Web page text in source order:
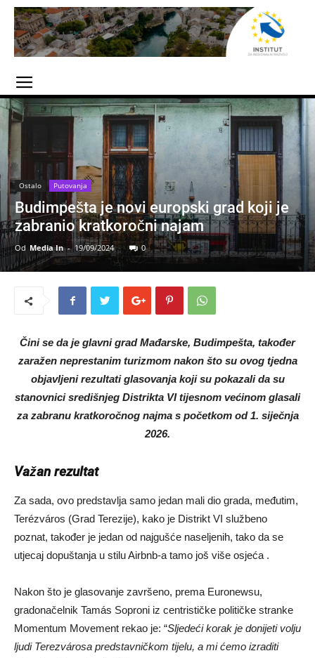
Ostalo Putovanja
Budimpešta je novi europski grad koji je
zabranio kratkoročni najam
Od Media In - 19/09/2024 0
Čini se da je glavni grad Mađarske, Budimpešta, također
zaražen neprestanim turizmom nakon što su ovog tjedna
objavljeni rezultati glasovanja koji su pokazali da su
stanovnici središnjeg Distrikta VI tijesnom većinom glasali
za zabranu kratkoročnog najma s početkom od 1. siječnja
2026.
Važan rezultat
Za sada, ovo predstavlja samo jedan mali dio grada, međutim,
Terézváros (Grad Terezije), kako je Distrikt VI službeno
poznat, također je jedan od najgušće naseljenih, tako da se
utjecaj dopuštanja u stilu Airbnb-a tamo još više osjeća .
Nakon što je glasovanje završeno, prema Euronewsu,
gradonačelnik Tamás Soproni iz centrističke političke stranke
Momentum Movement rekao je: “Sljedeći korak je donijeti volju
ljudi Terezvárosa predstavničkom tijelu, a mi ćemo izraditi